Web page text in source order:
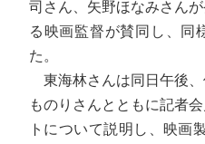
司さん、矢野ほなみさん
る映画監督が賛同し、同
た。
東海林さんは同日午後、
ものりさんとともに記者
トについて説明し、映画